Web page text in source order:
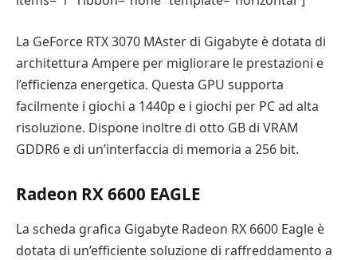
La GeForce RTX 3070 MAster di Gigabyte è dotata di
architettura Ampere per migliorare le prestazioni e
l’efficienza energetica. Questa GPU supporta
facilmente i giochi a 1440p e i giochi per PC ad alta
risoluzione. Dispone inoltre di otto GB di VRAM
GDDR6 e di un’interfaccia di memoria a 256 bit.
Radeon RX 6600 EAGLE
La scheda grafica Gigabyte Radeon RX 6600 Eagle è
dotata di un’efficiente soluzione di raffreddamento a